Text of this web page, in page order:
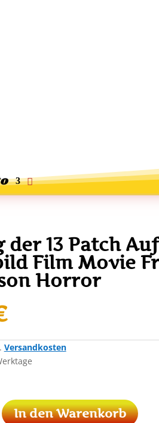
der 13 Patch
Film Movie
Horror
Versandkosten
In den Warenkorb